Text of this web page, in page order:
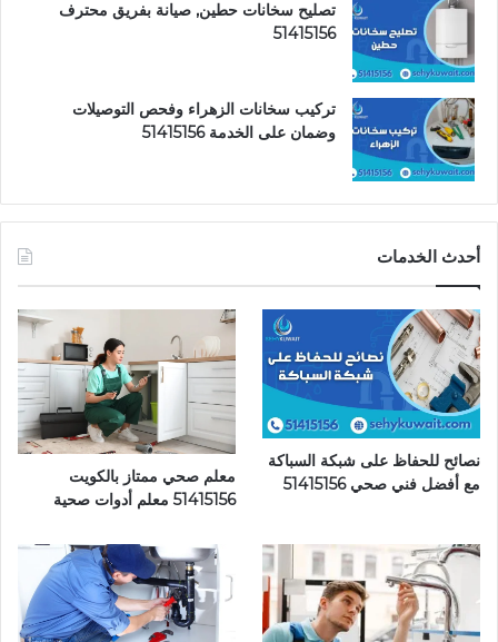
تصليح سخانات حطين, صيانة بفريق محترف
51415156
تركيب سخانات الزهراء وفحص التوصيلات
وضمان على الخدمة 51415156
أحدث الخدمات
نصائح للحفاظ على شبكة السباكة
مع أفضل فني صحي 51415156
معلم صحي ممتاز بالكويت
51415156 معلم أدوات صحية